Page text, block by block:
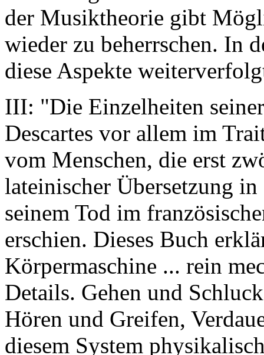
der Musiktheorie gibt
wieder zu beherrschen. In
diese Aspekte
III: "Die Einzelheiten
Descartes vor allem im
vom Menschen, die erst
lateinischer Übersetzung
seinem Tod im
erschien. Dieses Buch
Körpermaschine ... rein
Details. Gehen und
Hören und Greifen,
diesem System